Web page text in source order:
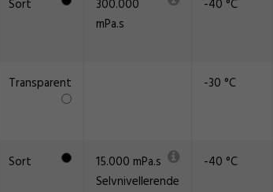
Sort
300.000
mPa.s
-40 °C
Transparent -30 °C
Sort
15.000 mPa.s
Selvnivellerende
-40 °C